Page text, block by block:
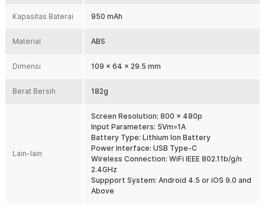
5 in 1 Detector
mengukur kualitas udara, kadar karbondioksida, serta tingkat
ini, Anda tidak perlu lagi mengeluarkan biaya untuk membeli satu
Kapasitas Baterai 950 mAh
Material ABS
Dimensi 109 × 64 × 29.5 mm
Berat Bersih 182g
Lain-lain
Screen Resolution: 800 x 480p
Input Parameters: 5Vm=1A
Battery Type: Lithium Ion Battery
Power Interface: USB Type-C
Wireless Connection: WiFi IEEE 802.11b/g/n
2.4GHz
Suppport System: Android 4.5 or iOS 9.0 and
Above